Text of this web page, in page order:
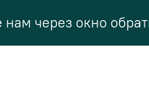
через окно